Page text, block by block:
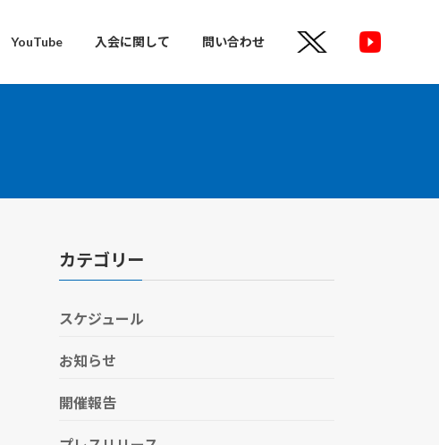
YouTube 入会に関して 問い合わせ
カテゴリー
スケジュール
お知らせ
開催報告